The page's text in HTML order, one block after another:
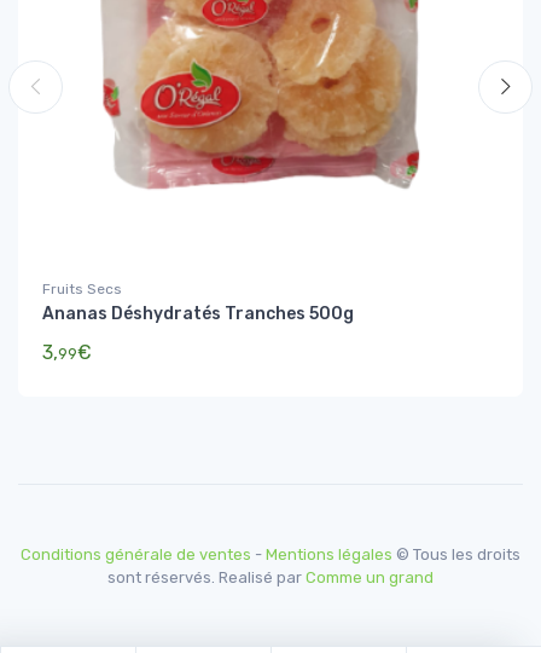
Fruits Secs
Ananas Déshydratés Tranches 500g
3,99€
Conditions générale de ventes - Mentions légales © Tous les droits
sont réservés. Realisé par Comme un grand